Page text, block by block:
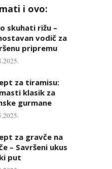
i ovo:
skuhati rižu –
vodič za
pripremu
za tiramisu:
klasik za
gurmane
za gravče na
– Savršeni ukus
put